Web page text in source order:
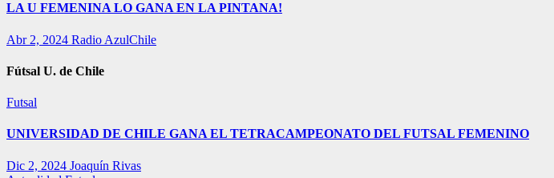
LA U FEMENINA LO GANA EN LA PINTANA!
Abr 2, 2024 Radio AzulChile
Fútsal U. de Chile
Futsal
UNIVERSIDAD DE CHILE GANA EL TETRACAMPEONATO DEL FUTSAL FEMENINO
Dic 2, 2024 Joaquín Rivas